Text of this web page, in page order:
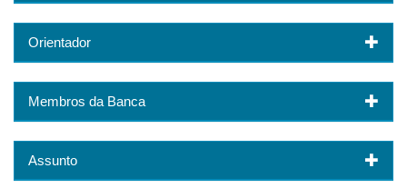
Orientador
Membros da Banca
Assunto